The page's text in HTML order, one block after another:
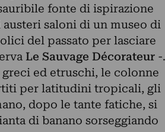
fonte di ispirazione
saloni di un museo di
del passato per lasciare
Le Sauvage Décorateur-.
ed etruschi, le colonne
per latitudini tropicali, gli
dopo le tante fatiche, si
di banano sorseggiando